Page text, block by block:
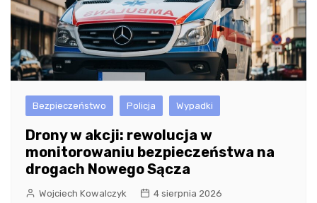
Bezpieczeństwo Policja Wypadki
Drony w akcji: rewolucja w
monitorowaniu bezpieczeństwa na
drogach Nowego Sącza
Wojciech Kowalczyk 4 sierpnia 2026